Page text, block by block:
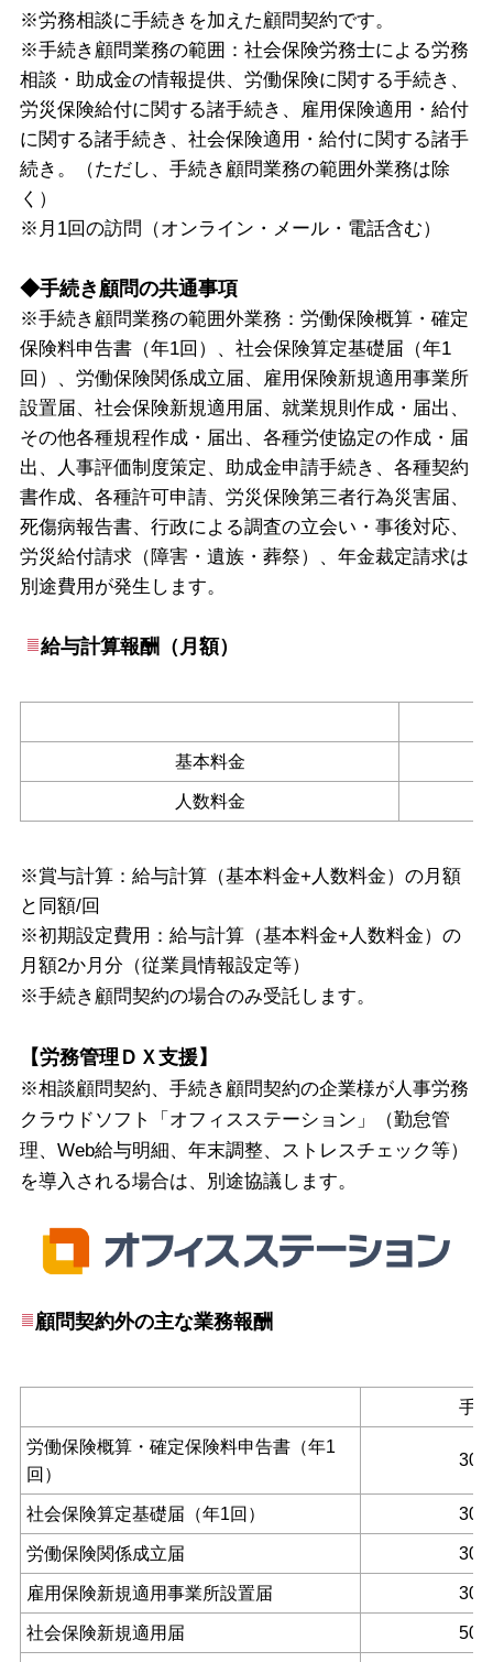
※労務相談に手続きを加えた顧問契約です。
※手続き顧問業務の範囲：社会保険労務士による労務
相談・助成金の情報提供、 労働保険に関する手続き、
労災保険給付に関する諸手続き、
雇用保険適用・給付
に関する諸手続き、 社会保険適用・給付に関する諸手
続き。（ただし、手続き顧問業務の範囲外業務は除
く）
※月1回の訪問（オンライン・メール・電話含む）
◆手続き顧問の共通事項
※手続き顧問業務の範囲外業務：労働保険概算・確定
保険料申告書（年1回）、 社会保険算定基礎届（年1
回）、 労働保険関係成立届、
雇用保険新規適用事業所
設置届、 社会保険新規適用届、 就業規則作成・届出、
その他各種規程作成・届出、 各種労使協定の作成・届
出、
人事評価制度策定、 助成金申請手続き、 各種契約
書作成、 各種許可申請、 労災保険第三者行為災害届、
死傷病報告書、 行政による調査の立会い・事後対応、
労災給付請求（障害・遺族・葬祭）、 年金裁定請求は
別途費用が発生します。
給与計算報酬（月額）
基本料金
人数料金
※賞与計算：給与計算（基本料金+人数料金）の月額
と同額/回
※初期設定費用：給与計算（基本料金+人数料金）の
月額2か月分（従業員情報設定等）
※手続き顧問契約の場合のみ受託します。
【労務管理ＤＸ支援】
※相談顧問契約、手続き顧問契約の企業様が人事労務
クラウドソフト「オフィスステーション」（勤怠管
理、Web給与明細、年末調整、ストレスチェック等）
を導入される場合は、別途協議します。
顧問契約外の主な業務報酬
手
労働保険概算・確定保険料申告書（年1
回）
社会保険算定基礎届（年1回）
労働保険関係成立届
雇用保険新規適用事業所設置届
社会保険新規適用届